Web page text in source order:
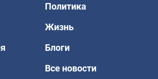
Политика
Жизнь
Блоги
Все новости